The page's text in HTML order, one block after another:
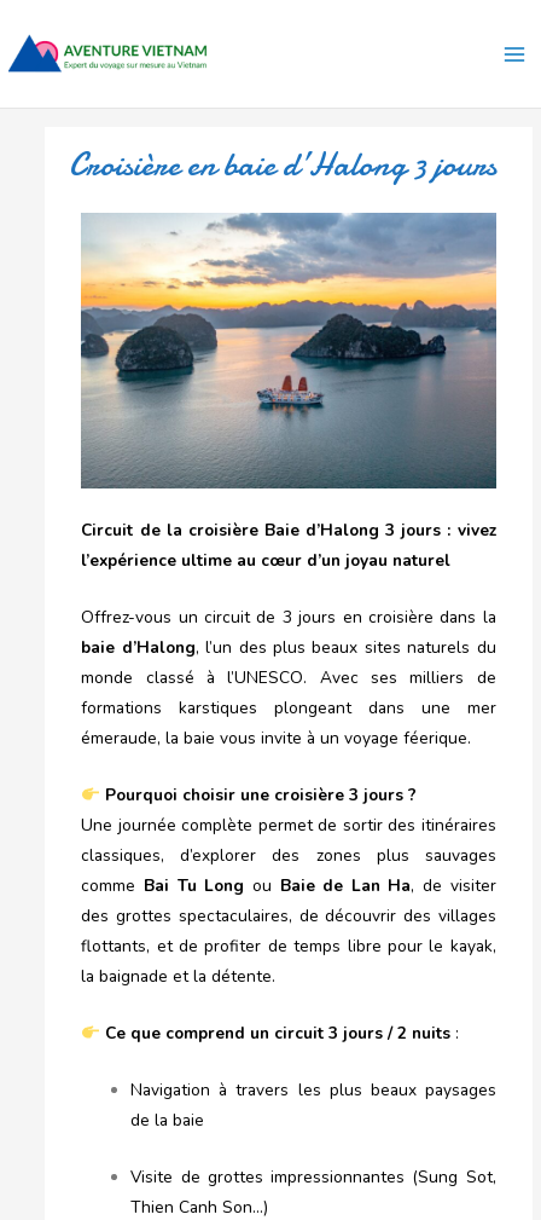
contenu
Croisière en baie d’Halong 3 jours
Circuit de la croisière Baie d’Halong 3 jours : vivez
l’expérience ultime au cœur d’un joyau naturel
Offrez-vous un circuit de 3 jours en croisière dans la
baie d’Halong, l’un des plus beaux sites naturels du
monde classé à l’UNESCO. Avec ses milliers de
formations karstiques plongeant dans une mer
émeraude, la baie vous invite à un voyage féerique.
Pourquoi choisir une croisière 3 jours ?
Une journée complète permet de sortir des itinéraires
classiques, d’explorer des zones plus sauvages
comme Bai Tu Long ou Baie de Lan Ha, de visiter
des grottes spectaculaires, de découvrir des villages
flottants, et de profiter de temps libre pour le kayak,
la baignade et la détente.
Ce que comprend un circuit 3 jours / 2 nuits:
Navigation à travers les plus beaux paysages
de la baie
Visite de grottes impressionnantes (Sung Sot,
Thien Canh Son…)